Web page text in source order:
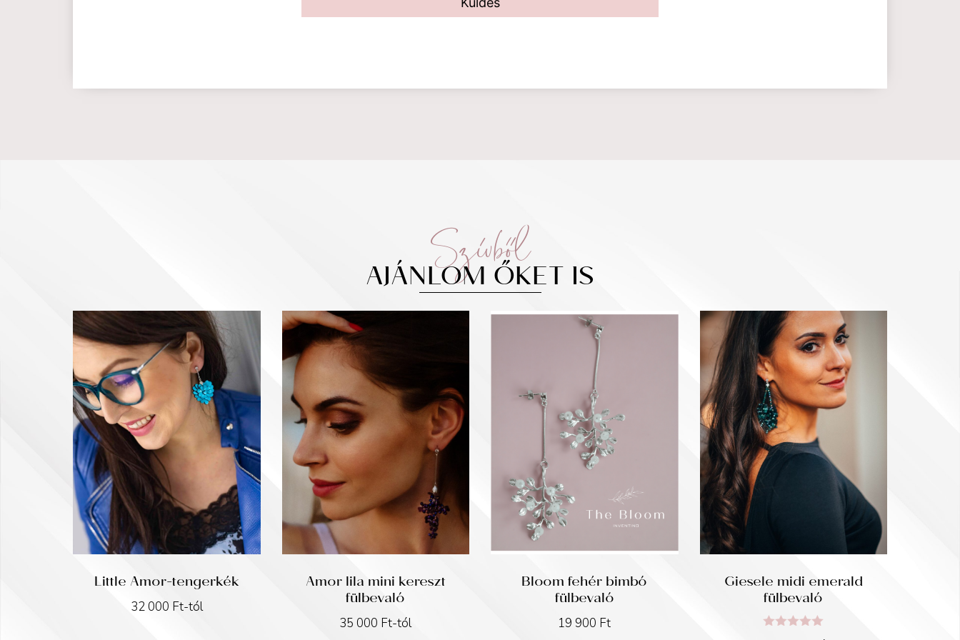
Szívből
AJÁNLOM ŐKET IS
Little Amor-tengerkék
32 000 Ft-tól
Amor lila mini kereszt
fülbevaló
35 000 Ft-tól
Bloom fehér bimbó
fülbevaló
19 900 Ft
Giesele midi emerald
fülbevaló